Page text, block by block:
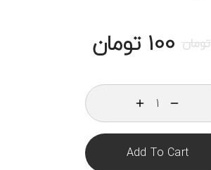
تومان 100 تومان
Add To Cart